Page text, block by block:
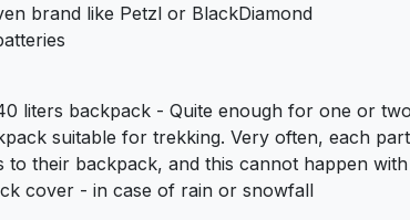
brand like Petzl or BlackDiamond
liters backpack - Quite enough for one or
suitable for trekking. Very often, each
to their backpack, and this cannot happen
cover - in case of rain or snowfall